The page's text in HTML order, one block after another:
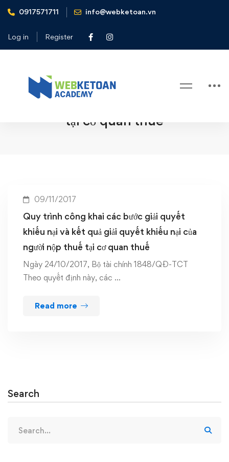
0917571711 info@webketoan.vn
Log in Register
Home
giải quyết khiếu nại của người nộp thuế tại cơ quan thuế
giải quyết khiếu nại và kết quả giải
quyết khiếu nại của người nộp thuế
tại cơ quan thuế
09/11/2017
Quy trình công khai các bước giải quyết
khiếu nại và kết quả giải quyết khiếu nại của
người nộp thuế tại cơ quan thuế
Ngày 24/10/2017, Bộ tài chính 1848/QĐ-TCT
Theo quyết định này, các …
Read more
Search
for: